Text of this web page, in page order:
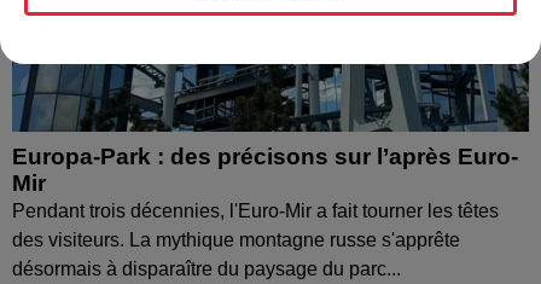
Europa-Park : des précisons sur l’après Euro-
Mir
Pendant trois décennies, l'Euro-Mir a fait tourner les têtes
des visiteurs. La mythique montagne russe s'apprête
désormais à disparaître du paysage du parc...